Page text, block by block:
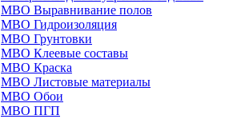
МВО Выравнивание полов
МВО Гидроизоляция
МВО Грунтовки
МВО Клеевые составы
МВО Краска
МВО Листовые материалы
МВО Обои
МВО ПГП